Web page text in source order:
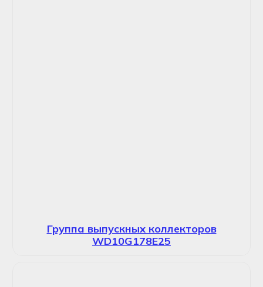
Группа выпускных коллекторов
WD10G178E25